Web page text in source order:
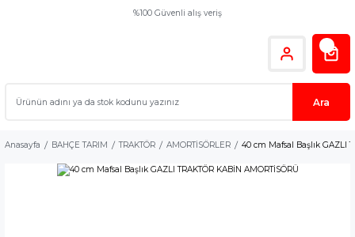
%100 Güvenli alış veriş
Ara
Anasayfa BAHÇE TARIM TRAKTÖR AMORTİSÖRLER 40 cm Mafsal Başlık GAZLI